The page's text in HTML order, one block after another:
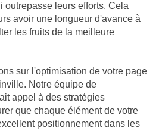
outrepasse leurs efforts. Cela
avoir une longueur d'avance à
les fruits de la meilleure
sur l'optimisation de votre page
Notre équipe de
appel à des stratégies
que chaque élément de votre
positionnement dans les